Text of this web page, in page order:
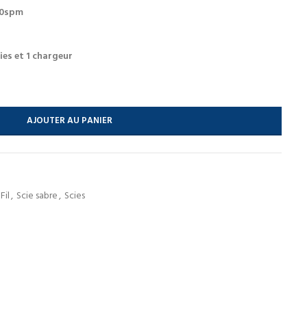
et 1 chargeur
AJOUTER AU PANIER
, Scie sabre, Scies